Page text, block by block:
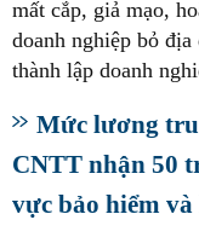
mất cắp, giả mạo,
doanh nghiệp bỏ
thành lập doanh
Mức lương
CNTT nhận 50
vực bảo hiểm